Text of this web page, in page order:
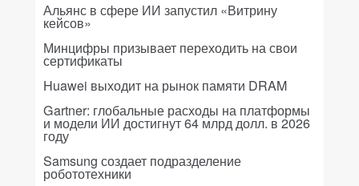
Альянс в сфере ИИ запустил «Витрину
кейсов»
Минцифры призывает переходить на свои
сертификаты
Huawei выходит на рынок памяти DRAM
Gartner: глобальные расходы на платформы
и модели ИИ достигнут 64 млрд долл. в 2026
году
Samsung создает подразделение
робототехники